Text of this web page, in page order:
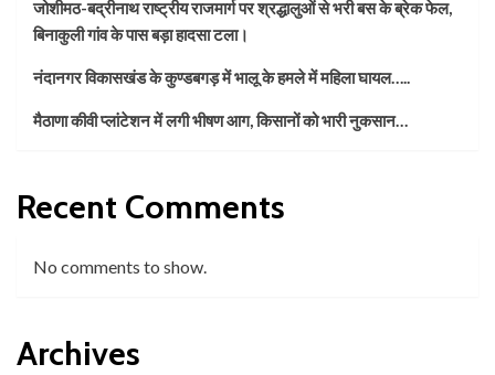
जोशीमठ-बद्रीनाथ राष्ट्रीय राजमार्ग पर श्रद्धालुओं से भरी बस के ब्रेक फेल,
बिनाकुली गांव के पास बड़ा हादसा टला।
नंदानगर विकासखंड के कुण्डबगड़ में भालू के हमले में महिला घायल…..
मैठाणा कीवी प्लांटेशन में लगी भीषण आग, किसानों को भारी नुकसान…
Recent Comments
No comments to show.
Archives